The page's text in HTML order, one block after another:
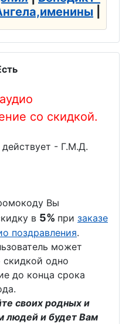
к празднику
со скидкой.
- Г.М.Д.
Вы
в 5% при заказе
поздравления.
может
скидкой одно
до конца срока
своих родных и
людей и будет Вам